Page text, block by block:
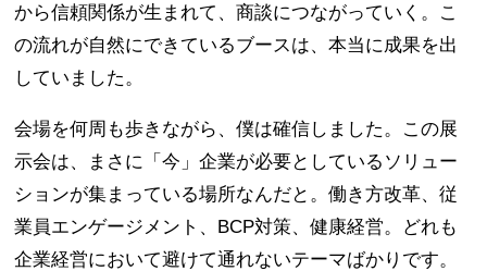
から信頼関係が生まれて、商談につながっていく。こ
の流れが自然にできているブースは、本当に成果を出
していました。
会場を何周も歩きながら、僕は確信しました。この展
示会は、まさに「今」企業が必要としているソリュー
ションが集まっている場所なんだと。働き方改革、従
業員エンゲージメント、BCP対策、健康経営。どれも
企業経営において避けて通れないテーマばかりです。